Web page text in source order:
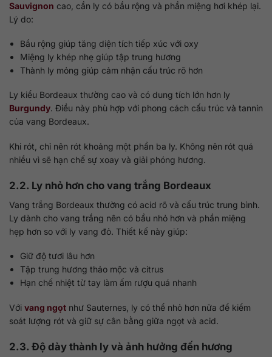
Sauvignon cao, cần ly có bầu rộng và phần miệng hơi khép lại.
Lý do:
Bầu rộng giúp tăng diện tích tiếp xúc với oxy
Miệng ly khép nhẹ giúp tập trung hương
Thành ly mỏng giúp cảm nhận cấu trúc rõ hơn
Ly kiểu Bordeaux thường cao và có dung tích lớn hơn ly
Burgundy. Điều này phù hợp với phong cách cấu trúc và tannin
của vang Bordeaux.
Khi rót, chỉ nên rót khoảng một phần ba ly. Không nên rót quá
nhiều vì sẽ hạn chế sự xoay và giải phóng hương.
2.2. Ly nhỏ hơn cho vang trắng Bordeaux
Vang trắng Bordeaux thường có acid rõ và cấu trúc trung bình.
Ly dành cho vang trắng nên có bầu nhỏ hơn và phần miệng
hẹp hơn so với ly vang đỏ. Thiết kế này giúp:
Giữ độ tươi lâu hơn
Tập trung hương thảo mộc và citrus
Hạn chế nhiệt từ tay làm ấm rượu quá nhanh
Với vang ngọt như Sauternes, ly có thể nhỏ hơn nữa để kiểm
soát lượng rót và giữ sự cân bằng giữa ngọt và acid.
2.3. Độ dày thành ly và ảnh hưởng đến hương